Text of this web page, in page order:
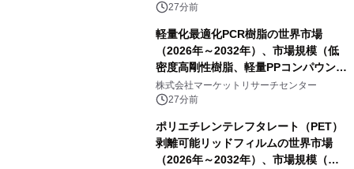
27分前
軽量化最適化PCR樹脂の世界市場
（2026年～2032年）、市場規模（低
密度高剛性樹脂、軽量PPコンパウン
ド、強化軽量ブレンド、軽量PCR
PA、その他）・分析レポートを発表
株式会社マーケットリサーチセンター
27分前
ポリエチレンテレフタレート（PET）
剥離可能リッドフィルムの世界市場
（2026年～2032年）、市場規模（ヒ